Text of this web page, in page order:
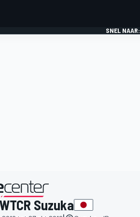
SNEL NAAR:
gepresenteerd door
Suzuka